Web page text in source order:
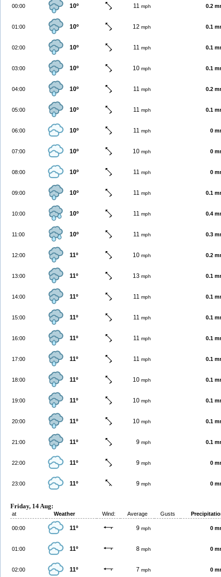
00:00 10º 11 mph 0.2
01:00 10º 12 mph 0.1
02:00 10º 11 mph 0.1
03:00 10º 10 mph 0.1
04:00 10º 11 mph 0.2
05:00 10º 11 mph 0.1
06:00 10º 11 mph 0
07:00 10º 10 mph 0
08:00 10º 11 mph 0
09:00 10º 11 mph 0.1
10:00 10º 11 mph 0.4
11:00 10º 11 mph 0.3
12:00 11º 10 mph 0.2
13:00 11º 13 mph 0.1
14:00 11º 11 mph 0.1
15:00 11º 11 mph 0.1
16:00 11º 11 mph 0.1
17:00 11º 11 mph 0.1
18:00 11º 10 mph 0.1
19:00 11º 10 mph 0.1
20:00 11º 10 mph 0.1
21:00 11º 9 mph 0.1
22:00 11º 9 mph 0
23:00 11º 9 mph 0
Friday, 14 Aug:
at Weather Wind: Average Gusts
00:00 11º 9 mph 0
01:00 11º 8 mph 0
02:00 11º 7 mph 0